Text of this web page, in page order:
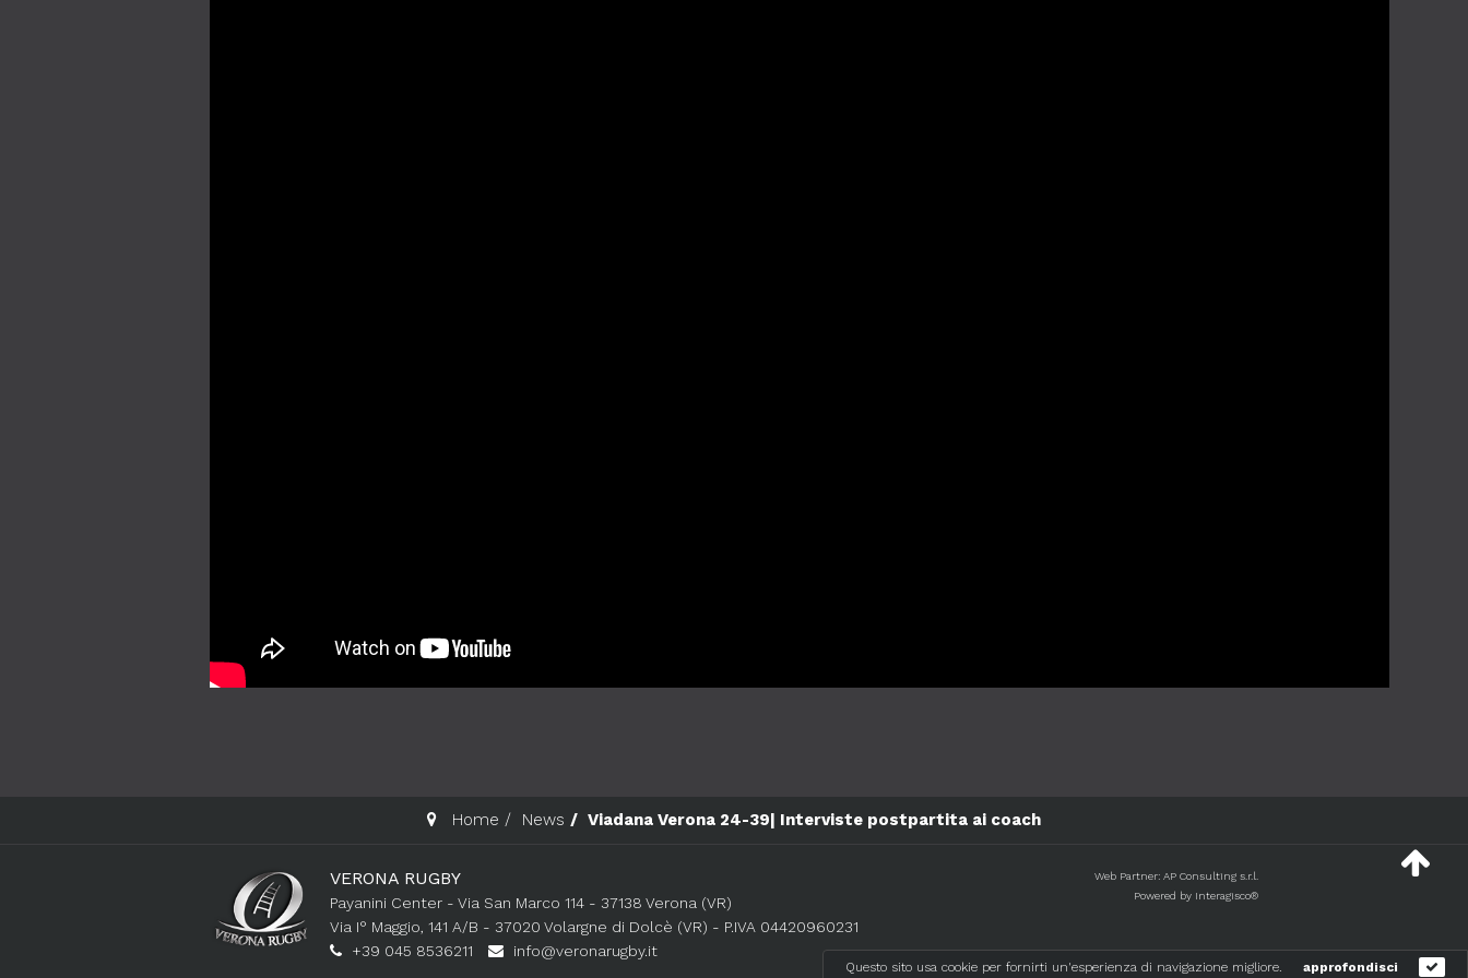
Questo sito usa cookie per fornirti un'esperienza di navigazione migliore. approfondisci
Home News Viadana Verona 24-39| Interviste postpartita ai coach
VERONA RUGBY
Payanini Center - Via San Marco 114 - 37138 Verona (VR)
Via I° Maggio, 141 A/B - 37020 Volargne di Dolcè (VR) - P.IVA 04420960231
+39 045 8536211
info@veronarugby.it
Web Partner: AP Consulting s.r.l.
Powered by Interagisco®